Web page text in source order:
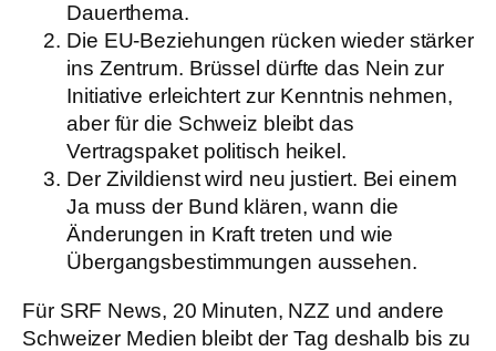
Dauerthema.
Die EU-Beziehungen rücken wieder stärker
ins Zentrum. Brüssel dürfte das Nein zur
Initiative erleichtert zur Kenntnis nehmen,
aber für die Schweiz bleibt das
Vertragspaket politisch heikel.
Der Zivildienst wird neu justiert. Bei einem
Ja muss der Bund klären, wann die
Änderungen in Kraft treten und wie
Übergangsbestimmungen aussehen.
Für SRF News, 20 Minuten, NZZ und andere
Schweizer Medien bleibt der Tag deshalb bis zu